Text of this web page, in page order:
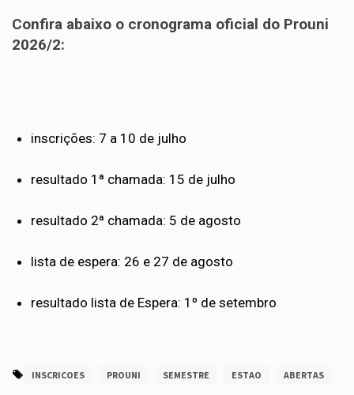
Confira abaixo o cronograma oficial do Prouni
2026/2:
inscrições: 7 a 10 de julho
resultado 1ª chamada: 15 de julho
resultado 2ª chamada: 5 de agosto
lista de espera: 26 e 27 de agosto
resultado lista de Espera: 1º de setembro
INSCRICOES PROUNI SEMESTRE ESTAO ABERTAS